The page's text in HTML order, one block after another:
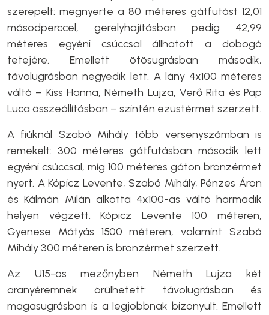
szerepelt: megnyerte a 80 méteres gátfutást 12,01
másodperccel, gerelyhajításban pedig 42,99
méteres egyéni csúccsal állhatott a dobogó
tetejére. Emellett ötösugrásban második,
távolugrásban negyedik lett. A lány 4x100 méteres
váltó – Kiss Hanna, Németh Lujza, Verő Rita és Pap
Luca összeállításban – szintén ezüstérmet szerzett.
A fiúknál Szabó Mihály több versenyszámban is
remekelt: 300 méteres gátfutásban második lett
egyéni csúccsal, míg 100 méteres gáton bronzérmet
nyert. A Kópicz Levente, Szabó Mihály, Pénzes Áron
és Kálmán Milán alkotta 4x100-as váltó harmadik
helyen végzett. Kópicz Levente 100 méteren,
Gyenese Mátyás 1500 méteren, valamint Szabó
Mihály 300 méteren is bronzérmet szerzett.
Az U15-ös mezőnyben Németh Lujza két
aranyéremnek örülhetett: távolugrásban és
magasugrásban is a legjobbnak bizonyult. Emellett